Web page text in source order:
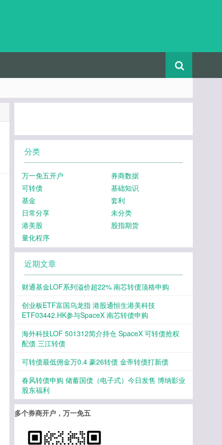
分类
万一免五开户
券商数据
可转债
基础知识
基金
套利
日常分享
未分类
港美股
股指期货
量化程序
近期文章
财通基金LOF系列溢价超22% 南芯转债顶格申购
创业板ETF富国乌龙指 港股通恒生港美科技
ETF03442.HK参与SpaceX 南芯转债申购
海外科技LOF 501312简介持仓 SpaceX 可转债抢权
配债 三江转债
可转债最低佣金万0.4 豪26转债 金帝转债打新债
春风转债申购 储蓄国债（电子式）今日发售 博纳影业
股东福利
多个券商开户，万一免五